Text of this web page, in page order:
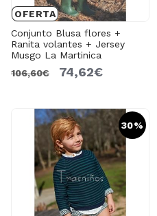
OFERTA
Conjunto Blusa flores +
Ranita volantes + Jersey
Musgo La Martinica
106,60€
74,62€
30%